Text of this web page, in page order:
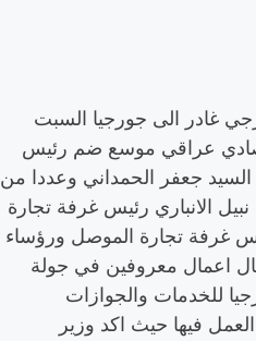
غادر الى جورجيا السبت
عراقي موسع ضم رئيس
السيد جعفر الحمداني وعددا من
نبيل الانباري رئيس غرفة تجارة
غرفة تجارة الموصل ورؤساء
اعمال معروفين في جولة
للخدمات والجوازات
العمل فيها حيث اكد وزير